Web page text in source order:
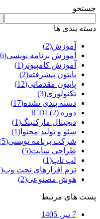
جستجو
دسته بندی ها
آموزش(2)
آموزش برنامه نویسی(6)
آموزش کامپیوتر (1)
پایتون پیشرفته(2)
پایتون مقدماتی(12)
تکنولوژی(3)
دسته بندی نشده(17)
دوره ICDL (2)
دیجیتال مارکتینگ(1)
سئو و تولید محتوا (1)
شرکت برنامه نویسی(5)
طراحی سایت(5)
لپ تاپ(1)
نرم افزارهای تحت وب(1)
هوش مصنوعی(2)
پست های مرتبط
7 تیر, 1405